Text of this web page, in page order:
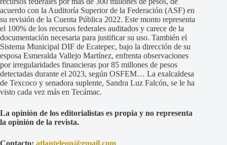
acuerdo con la Auditoría Superior de la Federación (ASF) en
su revisión de la Cuenta Pública 2022. Este monto representa
el 100% de los recursos federales auditados y carece de la
documentación necesaria para justificar su uso. También el
Sistema Municipal DIF de Ecatepec, bajo la dirección de su
esposa Esmeralda Vallejo Martínez, enfrenta observaciones
por irregularidades financieras por 85 millones de pesos
detectadas durante el 2023, según OSFEM… La exalcaldesa
de Texcoco y senadora suplente, Sandra Luz Falcón, se le ha
visto cada vez más en Tecámac.
La opinión de los editorialistas es propia y no representa
la opinión de la revista.
Contacto: atlanteleon@gmail.com